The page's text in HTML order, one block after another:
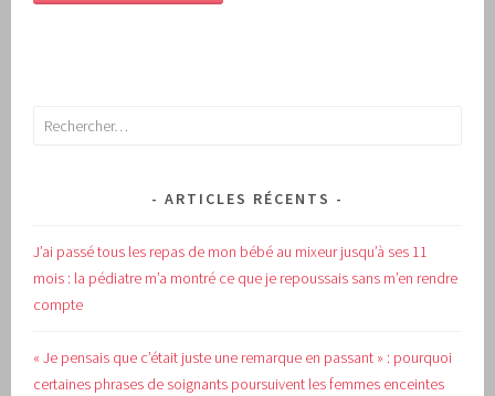
Rechercher :
ARTICLES RÉCENTS
J’ai passé tous les repas de mon bébé au mixeur jusqu’à ses 11
mois : la pédiatre m’a montré ce que je repoussais sans m’en rendre
compte
« Je pensais que c’était juste une remarque en passant » : pourquoi
certaines phrases de soignants poursuivent les femmes enceintes